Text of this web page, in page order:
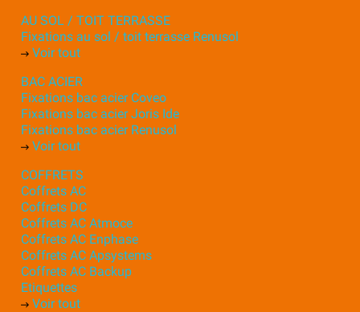
AU SOL / TOIT TERRASSE
Fixations au sol / toit terrasse Renusol
Voir tout
BAC ACIER
Fixations bac acier Coveo
Fixations bac acier Joris Ide
Fixations bac acier Renusol
Voir tout
COFFRETS
Coffrets AC
Coffrets DC
Coffrets AC Atmoce
Coffrets AC Enphase
Coffrets AC Apsystems
Coffrets AC Backup
Etiquettes
Voir tout